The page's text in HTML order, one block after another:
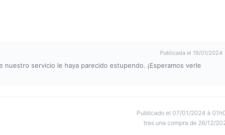
Publicada el 19/01/2024
nuestro servicio le haya parecido estupendo. ¡Esperamos verle
Publicado el 07/01/2024 à
tras una compra de 26/12/